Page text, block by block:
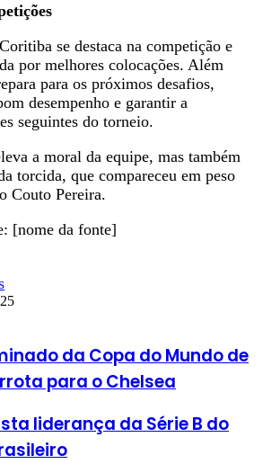
se destaca na competição e
por melhores colocações. Além
para os próximos desafios,
desempenho e garantir a
seguintes do torneio.
a moral da equipe, mas também
torcida, que compareceu em peso
Couto Pereira.
[nome da fonte]
da Copa do Mundo de
para o Chelsea
liderança da Série B do